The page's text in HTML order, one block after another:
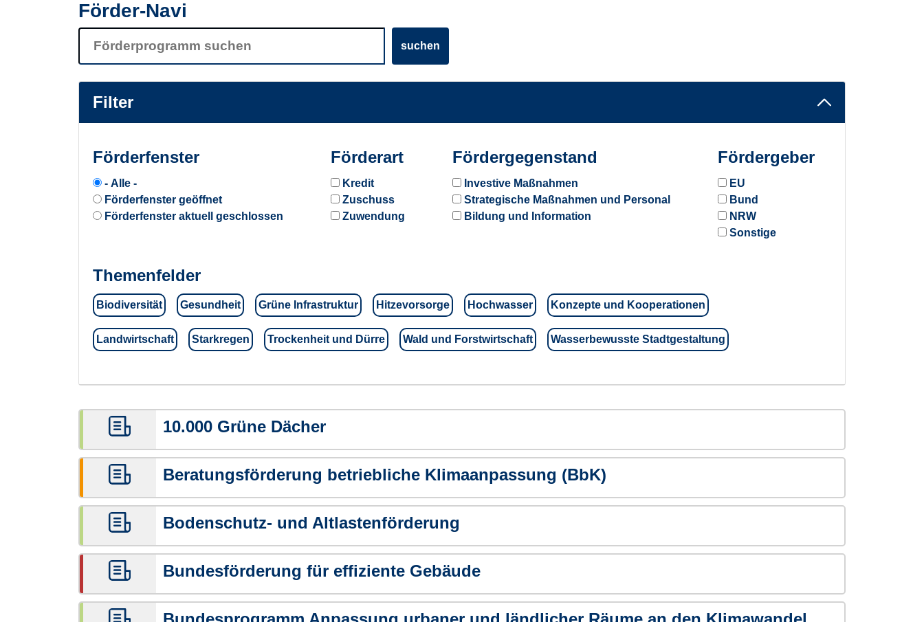
Förder-Navi
Filter
Förderfenster
- Alle -
Förderfenster geöffnet
Förderfenster aktuell geschlossen
Förderart
Kredit
Zuschuss
Zuwendung
Fördergegenstand
Investive Maßnahmen
Strategische Maßnahmen und Personal
Bildung und Information
Fördergeber
EU
Bund
NRW
Sonstige
Themenfelder
Biodiversität Gesundheit Grüne Infrastruktur Hitzevorsorge Hochwasser Konzepte und Kooperationen
Landwirtschaft Starkregen Trockenheit und Dürre Wald und Forstwirtschaft Wasserbewusste Stadtgestaltung
10.000 Grüne Dächer
Beratungsförderung betriebliche Klimaanpassung (BbK)
Bodenschutz- und Altlastenförderung
Bundesförderung für effiziente Gebäude